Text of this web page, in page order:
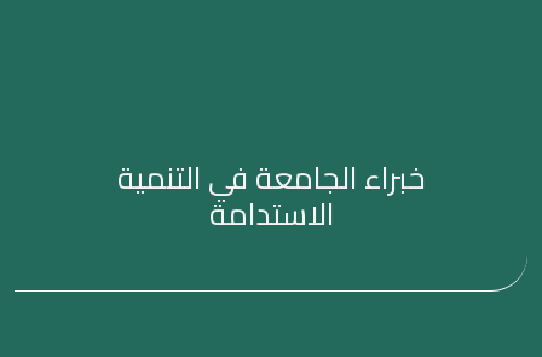
خبراء الجامعة في التنمية
الاستدامة